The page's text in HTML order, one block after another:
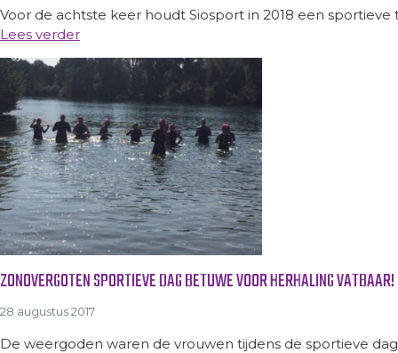
Voor de achtste keer houdt Siosport in 2018 een
Lees verder
ZONOVERGOTEN SPORTIEVE DAG BETUWE VOOR HERHALING VATBAAR!
28 augustus 2017
De weergoden waren de vrouwen tijdens de sportieve